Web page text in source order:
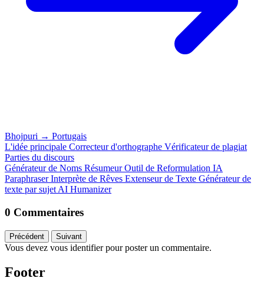
Bhojpuri → Portugais
L'idée principale Correcteur d'orthographe Vérificateur de plagiat
Parties du discours
Générateur de Noms RésumeurOutil de Reformulation IA
ParaphraserInterprète de Rêves Extenseur de Texte Générateur de
texte par sujet AI Humanizer
0 Commentaires
Précédent Suivant
Vous devez vous identifier pour poster un commentaire.
Footer